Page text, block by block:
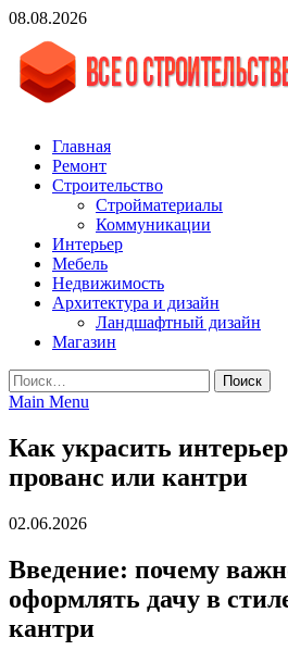
Skip
content
08.08.2026
vgasa.ru
Строительный журнал. Всё о
Главная
Ремонт
Строительство
Стройматериалы
Коммуникации
Интерьер
Мебель
Недвижимость
Архитектура и дизайн
Ландшафтный дизайн
Магазин
Найти:
Main Menu
Как украсить
прованс или кантри
02.06.2026
Введение: почему
оформлять дачу в
кантри